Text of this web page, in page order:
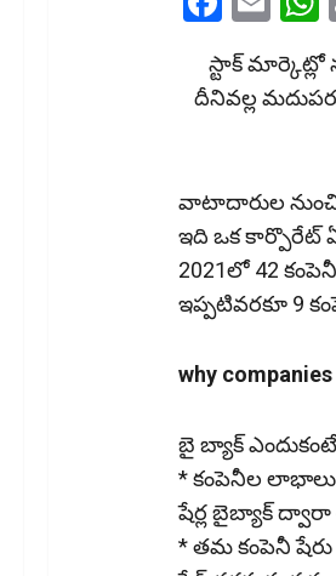
స్టాక్ మార్కెట్లో
దీనివల్ల
వాటాదారుల నుంచి
ఇది ఒక కార్పొరేట్
2021లో 42
ఇప్పటివరకూ 9
why
బై బ్యాక్
* కంపెనీల
షేర్ల బైబ్యాక్
* తమ కంపెనీ షేరు